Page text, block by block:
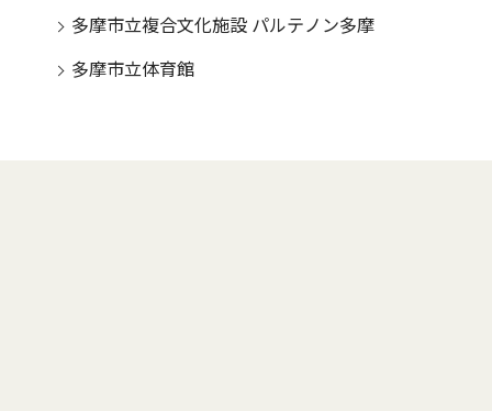
多摩市立複合文化施設 パルテノン多摩
多摩市立体育館